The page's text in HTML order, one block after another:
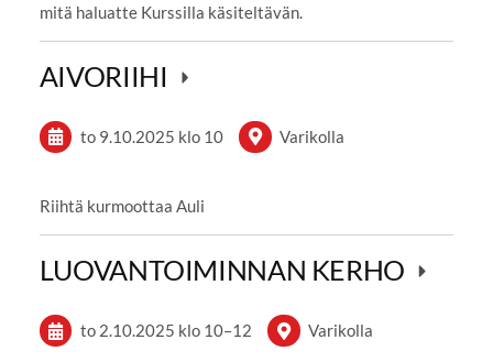
mitä haluatte Kurssilla käsiteltävän.
AIVORIIHI
to 9.10.2025 klo 10 Varikolla
Riihtä kurmoottaa Auli
LUOVANTOIMINNAN KERHO
to 2.10.2025 klo 10–12 Varikolla